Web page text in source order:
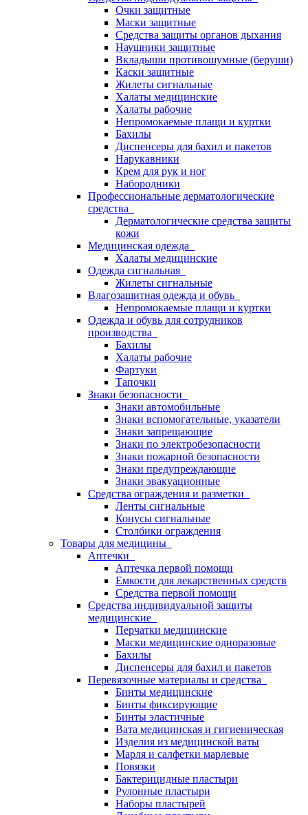
Очки защитные
Маски защитные
Средства защиты органов дыхания
Наушники защитные
Вкладыши противошумные (беруши)
Каски защитные
Жилеты сигнальные
Халаты медицинские
Халаты рабочие
Непромокаемые плащи и куртки
Бахилы
Диспенсеры для бахил и пакетов
Нарукавники
Крем для рук и ног
Набородники
Профессиональные дерматологические
средства
Дерматологические средства защиты
кожи
Медицинская одежда
Халаты медицинские
Одежда сигнальная
Жилеты сигнальные
Влагозащитная одежда и обувь
Непромокаемые плащи и куртки
Одежда и обувь для сотрудников
производства
Бахилы
Халаты рабочие
Фартуки
Тапочки
Знаки безопасности
Знаки автомобильные
Знаки вспомогательные, указатели
Знаки запрещающие
Знаки по электробезопасности
Знаки пожарной безопасности
Знаки предупреждающие
Знаки эвакуационные
Средства ограждения и разметки
Ленты сигнальные
Конусы сигнальные
Столбики ограждения
Товары для медицины
Аптечки
Аптечка первой помощи
Емкости для лекарственных средств
Средства первой помощи
Средства индивидуальной защиты
медицинские
Перчатки медицинские
Маски медицинские одноразовые
Бахилы
Диспенсеры для бахил и пакетов
Перевязочные материалы и средства
Бинты медицинские
Бинты фиксирующие
Бинты эластичные
Вата медицинская и гигиеническая
Изделия из медицинской ваты
Марля и салфетки марлевые
Повязки
Бактерицидные пластыри
Рулонные пластыри
Наборы пластырей